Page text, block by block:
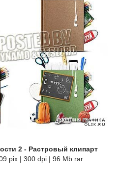
2 - Растровый клипарт
pix | 300 dpi | 96 Mb rar